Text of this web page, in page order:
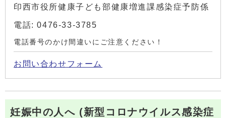
印西市役所健康子ども部健康増進課感染症予防係
電話: 0476-33-3785
電話番号のかけ間違いにご注意ください！
お問い合わせフォーム
妊娠中の人へ (新型コロナウイルス感染症